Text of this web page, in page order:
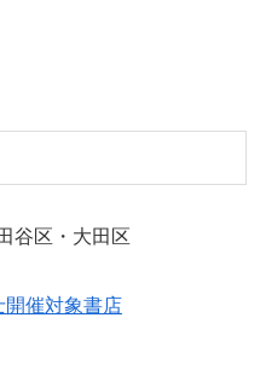
谷区・大田区
開催対象書店